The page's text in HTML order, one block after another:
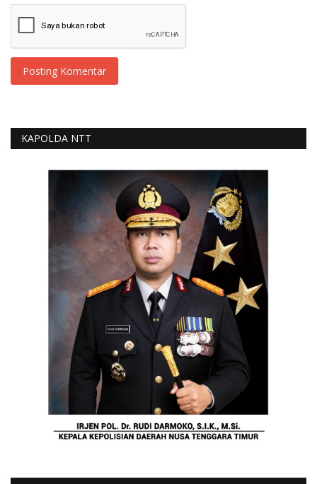
Posting Komentar
KAPOLDA NTT